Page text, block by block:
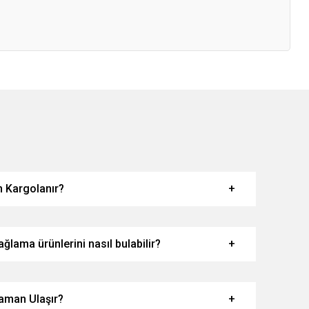
Kargolanır?
ürünlerini nasıl bulabilir?
Ulaşır?